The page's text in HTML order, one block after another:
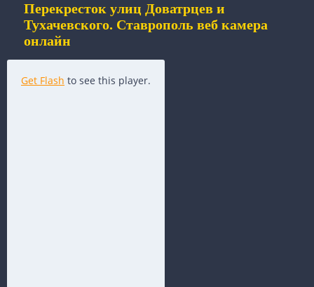
Перекресток улиц Доватрцев и
Тухачевского. Ставрополь веб камера
онлайн
Get Flash to see this player.